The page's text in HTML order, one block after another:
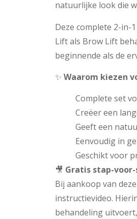
natuurlijke look die
Deze complete 2-in-
Lift als Brow Lift
beginnende als de
✨ Waarom kiezen
Complete set
Creëer een
Geeft een
Eenvoudig in
Geschikt voor
🎥 Gratis stap-
Bij aankoop van
instructievideo.
behandeling